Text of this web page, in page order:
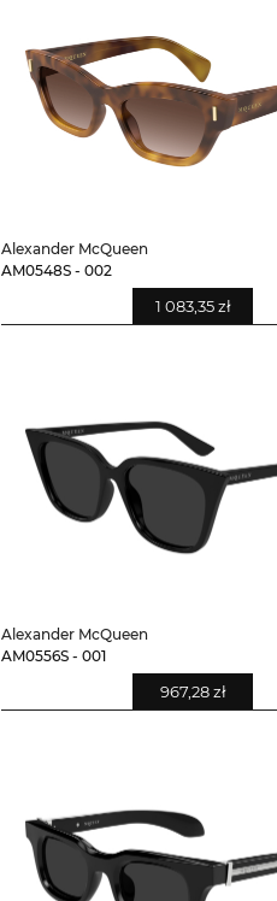
Alexander McQueen
AM0548S - 002
1 083,35 zł
Alexander McQueen
AM0556S - 001
967,28 zł